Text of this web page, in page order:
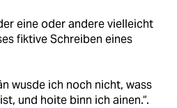
eine oder andere vielleicht
fiktive Schreiben eines
wusde ich noch nicht, wass
und hoite binn ich ainen.“.